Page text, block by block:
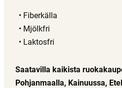
Fiberkälla
Mjölkfri
Laktosfri
Saatavilla kaikista
Pohjanmaalla, Kainuussa,